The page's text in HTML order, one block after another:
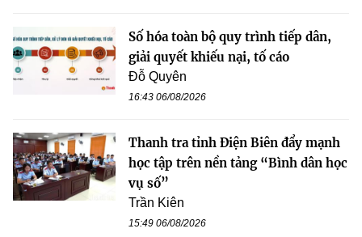
Số hóa toàn bộ quy trình tiếp dân,
giải quyết khiếu nại, tố cáo
Đỗ Quyên
16:43 06/08/2026
Thanh tra tỉnh Điện Biên đẩy mạnh
học tập trên nền tảng “Bình dân học
vụ số”
Trần Kiên
15:49 06/08/2026